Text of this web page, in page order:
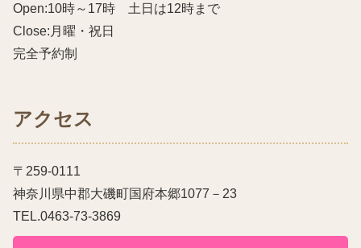
Open:10時～17時 土日は12時まで
Close:月曜・祝日
完全予約制
アクセス
〒259-0111
神奈川県中郡大磯町国府本郷1077－23
TEL.0463-73-3869